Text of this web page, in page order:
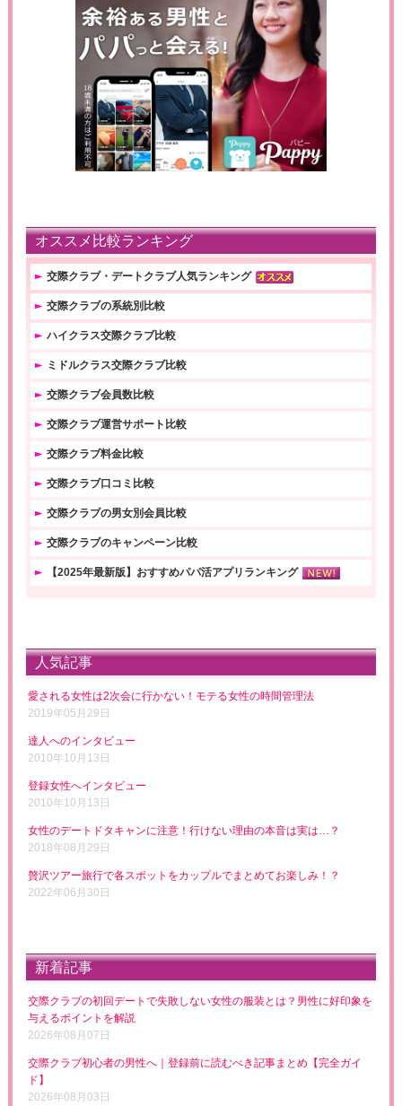
オススメ比較ランキング
交際クラブ・デートクラブ人気ランキング
交際クラブの系統別比較
ハイクラス交際クラブ比較
ミドルクラス交際クラブ比較
交際クラブ会員数比較
交際クラブ運営サポート比較
交際クラブ料金比較
交際クラブ口コミ比較
交際クラブの男女別会員比較
交際クラブのキャンペーン比較
【2025年最新版】おすすめパパ活アプリランキング
人気記事
愛される女性は2次会に行かない！モテる女性の時間管理法
2019年05月29日
達人へのインタビュー
2010年10月13日
登録女性へインタビュー
2010年10月13日
女性のデートドタキャンに注意！行けない理由の本音は実は…？
2018年08月29日
贅沢ツアー旅行で各スポットをカップルでまとめてお楽しみ！？
2022年06月30日
新着記事
交際クラブの初回デートで失敗しない女性の服装とは？男性に好印象を
与えるポイントを解説
2026年08月07日
交際クラブ初心者の男性へ｜登録前に読むべき記事まとめ【完全ガイ
ド】
2026年08月03日